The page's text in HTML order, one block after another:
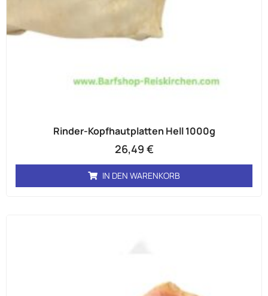
Rinder-Kopfhautplatten Hell 1000g
26,49 €
IN DEN WARENKORB